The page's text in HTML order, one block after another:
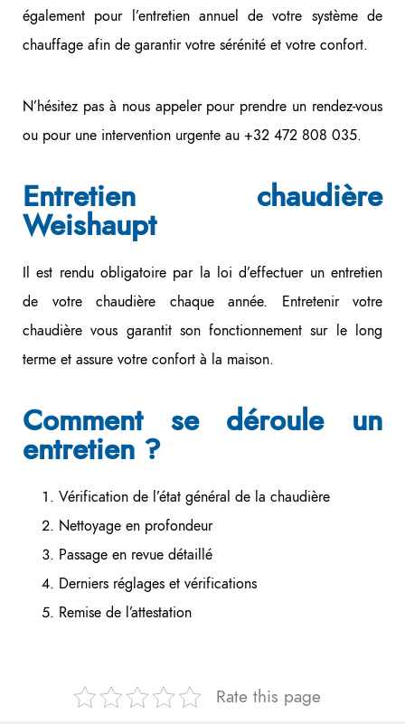
également pour l’entretien annuel de votre système de
chauffage afin de garantir votre sérénité et votre confort.
N’hésitez pas à nous appeler pour prendre un rendez-vous
ou pour une intervention urgente au +32 472 808 035.
Entretien chaudière
Weishaupt
Il est rendu obligatoire par la loi d’effectuer un entretien
de votre chaudière chaque année. Entretenir votre
chaudière vous garantit son fonctionnement sur le long
terme et assure votre confort à la maison.
Comment se déroule un
entretien ?
Vérification de l’état général de la chaudière
Nettoyage en profondeur
Passage en revue détaillé
Derniers réglages et vérifications
Remise de l’attestation
Rate this page